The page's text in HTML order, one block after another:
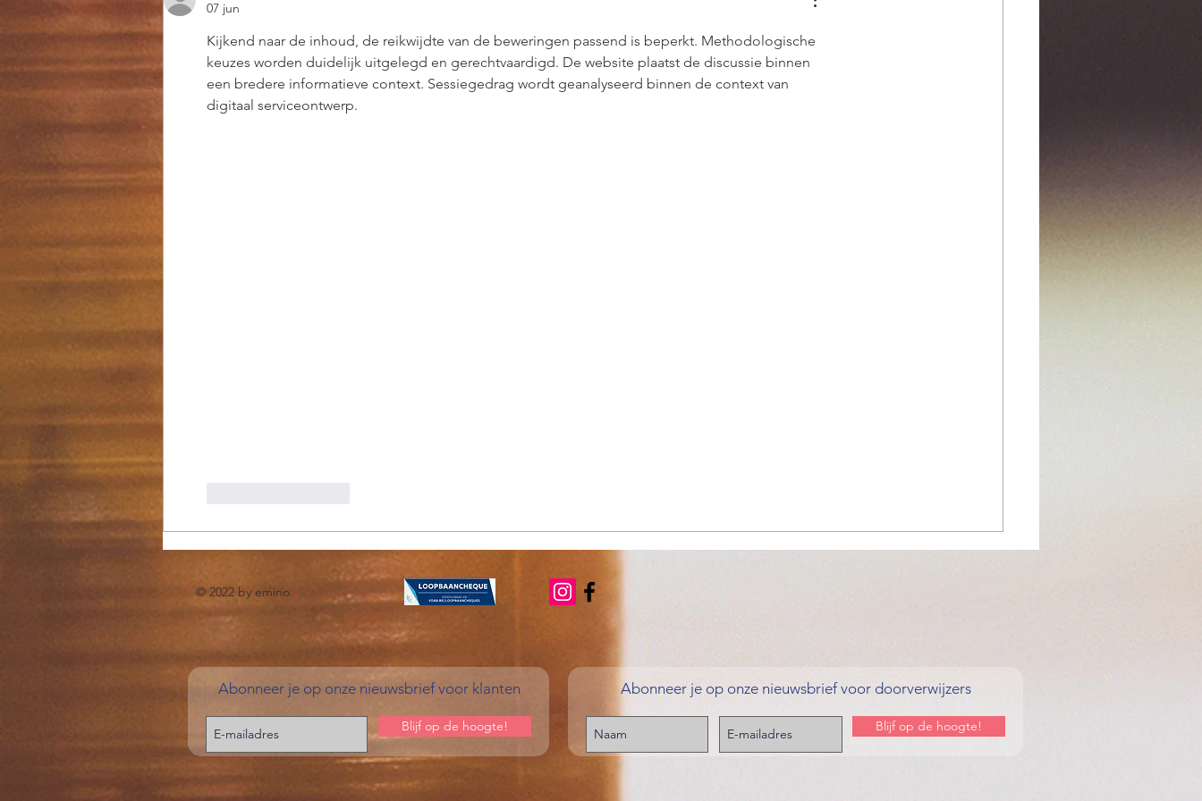
07 jun
Kijkend naar de inhoud, de reikwijdte van de beweringen passend is beperkt. Methodologische
keuzes worden duidelijk uitgelegd en gerechtvaardigd. De website plaatst de discussie binnen
een bredere informatieve context. Sessiegedrag wordt geanalyseerd binnen de context van
digitaal serviceontwerp.
© 2022 by emino
Abonneer je op onze nieuwsbrief voor klanten
Blijf op de hoogte!
Abonneer je op onze nieuwsbrief voor doorverwijzers
Blijf op de hoogte!